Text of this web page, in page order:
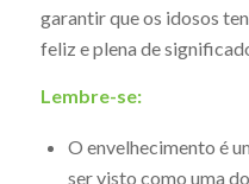
garantir que os idosos
feliz e plena de
Lembre-se:
O envelhecimento é
ser visto como uma